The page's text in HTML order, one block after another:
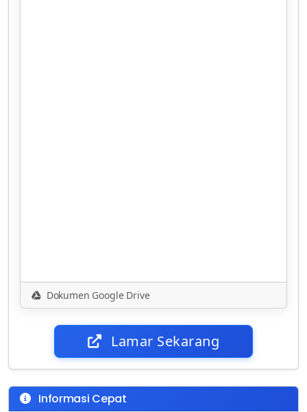
Dokumen Google Drive
Lamar Sekarang
Informasi Cepat